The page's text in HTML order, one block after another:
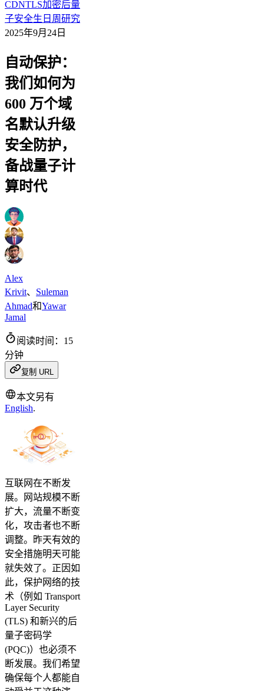
CDNTLS加密后量
子安全生日周研究
2025年9月24日
自动保护：
我们如何为
600 万个域
名默认升级
安全防护，
备战量子计
算时代
Alex
Krivit、 Suleman
Ahmad和Yawar
Jamal
阅读时间：15
分钟
复制 URL
本文另有
English.
互联网在不断发
展。网站规模不断
扩大，流量不断变
化，攻击者也不断
调整。昨天有效的
安全措施明天可能
就失效了。正因如
此，保护网络的技
术（例如 Transport
Layer Security
(TLS) 和新兴的后
量子密码学
(PQC)）也必须不
断发展。我们希望
确保每个人都能自